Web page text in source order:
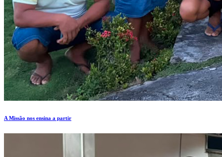
A Missão nos ensina a partir